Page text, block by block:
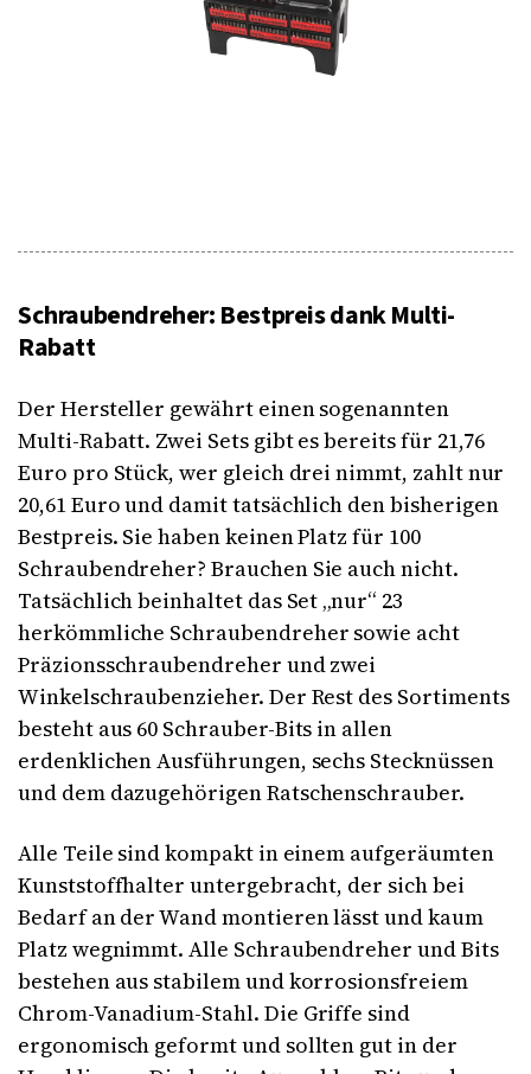
Schraubendreher: Bestpreis dank Multi-
Rabatt
Der Hersteller gewährt einen sogenannten
Multi-Rabatt. Zwei Sets gibt es bereits für 21,76
Euro pro Stück, wer gleich drei nimmt, zahlt nur
20,61 Euro und damit tatsächlich den bisherigen
Bestpreis. Sie haben keinen Platz für 100
Schraubendreher? Brauchen Sie auch nicht.
Tatsächlich beinhaltet das Set „nur“ 23
herkömmliche Schraubendreher sowie acht
Präzionsschraubendreher und zwei
Winkelschraubenzieher. Der Rest des Sortiments
besteht aus 60 Schrauber-Bits in allen
erdenklichen Ausführungen, sechs Stecknüssen
und dem dazugehörigen Ratschenschrauber.
Alle Teile sind kompakt in einem aufgeräumten
Kunststoffhalter untergebracht, der sich bei
Bedarf an der Wand montieren lässt und kaum
Platz wegnimmt. Alle Schraubendreher und Bits
bestehen aus stabilem und korrosionsfreiem
Chrom-Vanadium-Stahl. Die Griffe sind
ergonomisch geformt und sollten gut in der